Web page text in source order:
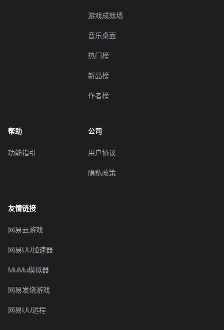
游戏成就墙
音乐桌面
热门榜
新品榜
作者榜
帮助
功能指引
公司
用户协议
隐私政策
友情链接
网易云游戏
网易UU加速器
MuMu模拟器
网易发烧游戏
网易UU远程